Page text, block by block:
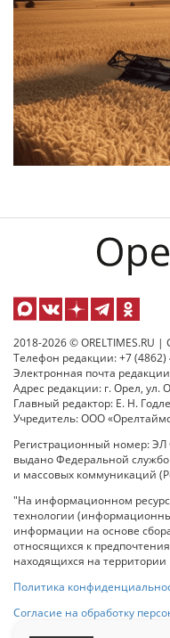
2018-2026 © ORELTIMES.RU
Телефон редакции: +7 (4862)
Электронная почта
Адрес редакции: г. Орел, ул.
Главный редактор: Е. Н.
Учредитель: ООО
Регистрационный номер: ЭЛ
выдано Федеральной
и массовых коммуникаций
"На информационном
технологии
информации на основе
относящихся к
находящихся на
Политика
Согласие на обработку